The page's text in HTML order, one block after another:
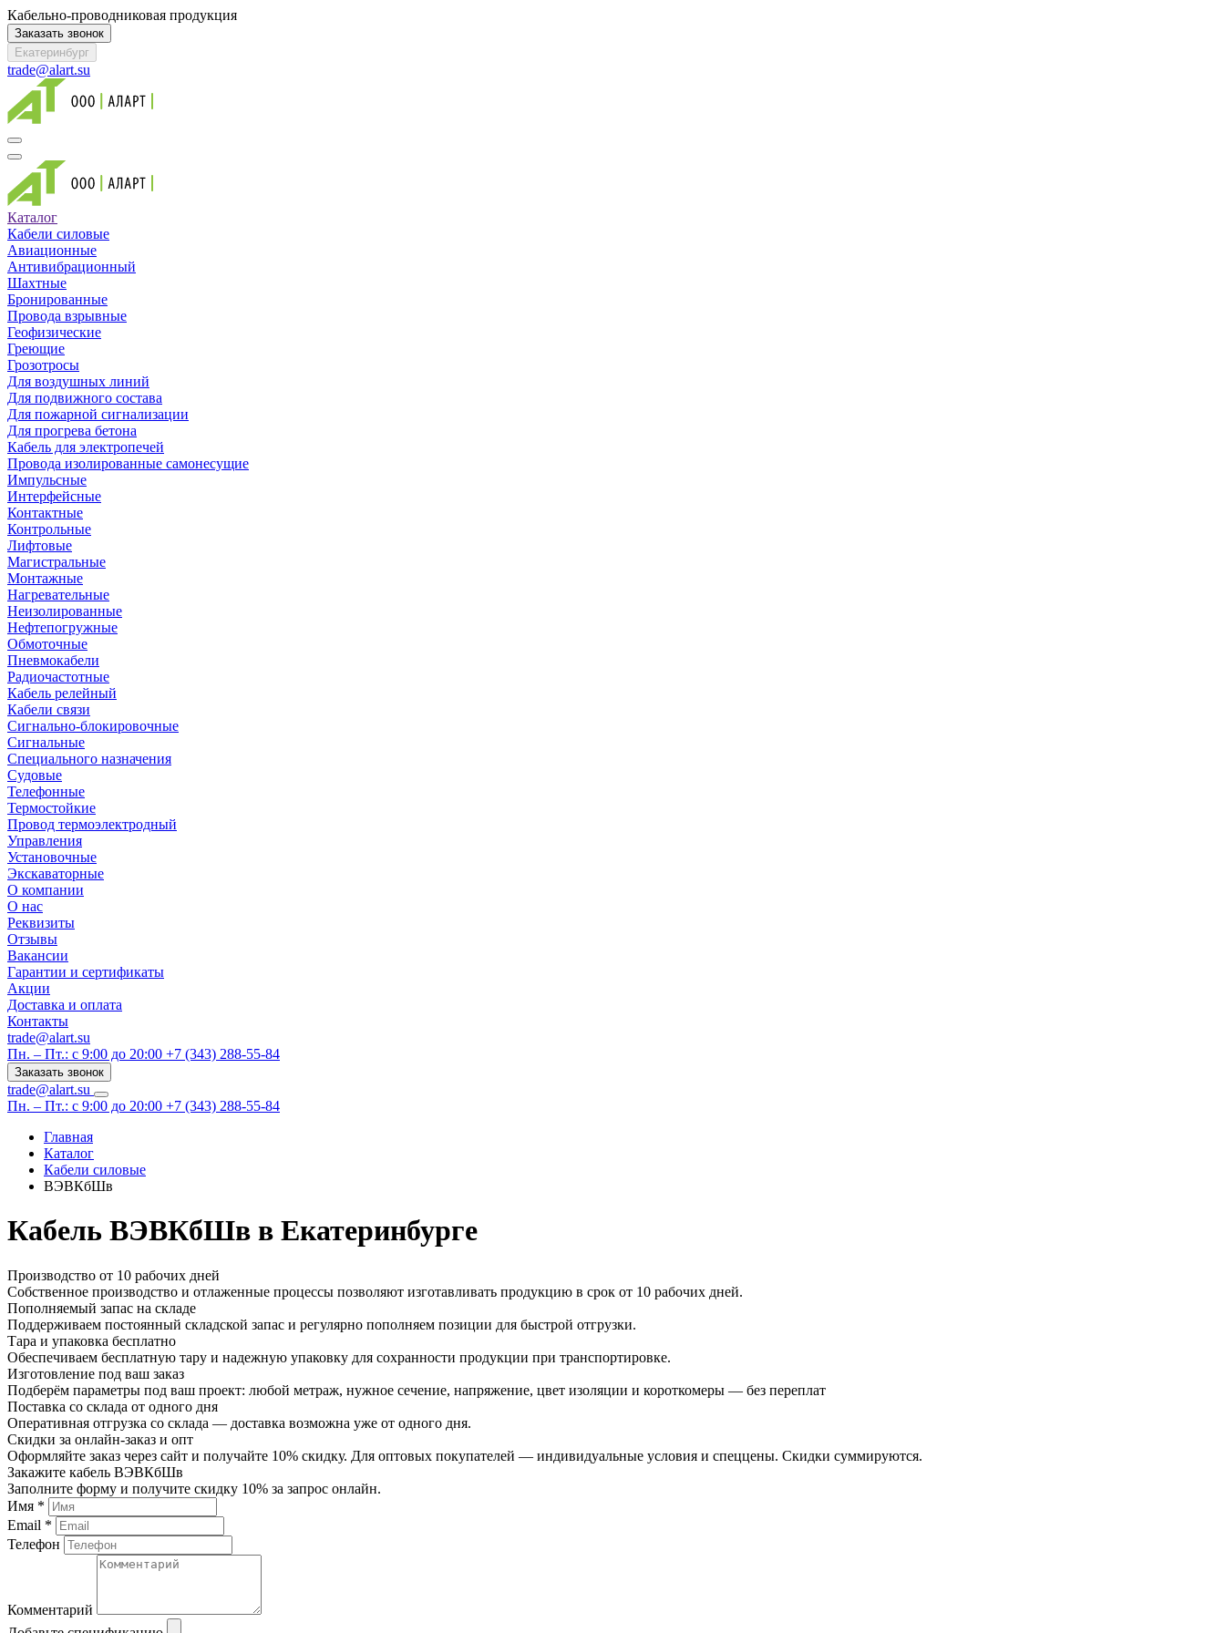
Кабельно-проводниковая продукция
Заказать звонок
Екатеринбург
trade@alart.su
Каталог
Кабели силовые
Авиационные
Антивибрационный
Шахтные
Бронированные
Провода взрывные
Геофизические
Греющие
Грозотросы
Для воздушных линий
Для подвижного состава
Для пожарной сигнализации
Для прогрева бетона
Кабель для электропечей
Провода изолированные самонесущие
Импульсные
Интерфейсные
Контактные
Контрольные
Лифтовые
Магистральные
Монтажные
Нагревательные
Неизолированные
Нефтепогружные
Обмоточные
Пневмокабели
Радиочастотные
Кабель релейный
Кабели связи
Сигнально-блокировочные
Сигнальные
Специального назначения
Судовые
Телефонные
Термостойкие
Провод термоэлектродный
Управления
Установочные
Экскаваторные
О компании
О нас
Реквизиты
Отзывы
Вакансии
Гарантии и сертификаты
Акции
Доставка и оплата
Контакты
trade@alart.su
Пн. – Пт.: с 9:00 до 20:00 +7 (343) 288-55-84
Заказать звонок
trade@alart.su
Пн. – Пт.: с 9:00 до 20:00 +7 (343) 288-55-84
Главная
Каталог
Кабели силовые
ВЭВКбШв
Кабель ВЭВКбШв в Екатеринбурге
Производство от 10 рабочих дней
Собственное производство и отлаженные процессы позволяют изготавливать продукцию в срок от 10 рабочих дней.
Пополняемый запас на складе
Поддерживаем постоянный складской запас и регулярно пополняем позиции для быстрой отгрузки.
Тара и упаковка бесплатно
Обеспечиваем бесплатную тару и надежную упаковку для сохранности продукции при транспортировке.
Изготовление под ваш заказ
Подберём параметры под ваш проект: любой метраж, нужное сечение, напряжение, цвет изоляции и короткомеры — без переплат
Поставка со склада от одного дня
Оперативная отгрузка со склада — доставка возможна уже от одного дня.
Скидки за онлайн-заказ и опт
Оформляйте заказ через сайт и получайте 10% скидку. Для оптовых покупателей — индивидуальные условия и спеццены. Скидки суммируются.
Закажите кабель ВЭВКбШв
Заполните форму и получите скидку 10% за запрос онлайн.
Имя *
Email *
Телефон
Комментарий